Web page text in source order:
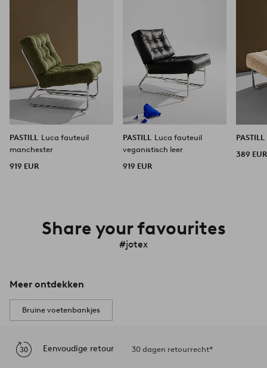
PASTILL
Luca fauteuil
manchester
919 EUR
PASTILL
Luca fauteuil
veganistisch leer
919 EUR
PASTILL
389 EUR
Share your favourites
#jotex
Meer ontdekken
Bruine voetenbankjes
Eenvoudige retour 30 dagen retourrecht*